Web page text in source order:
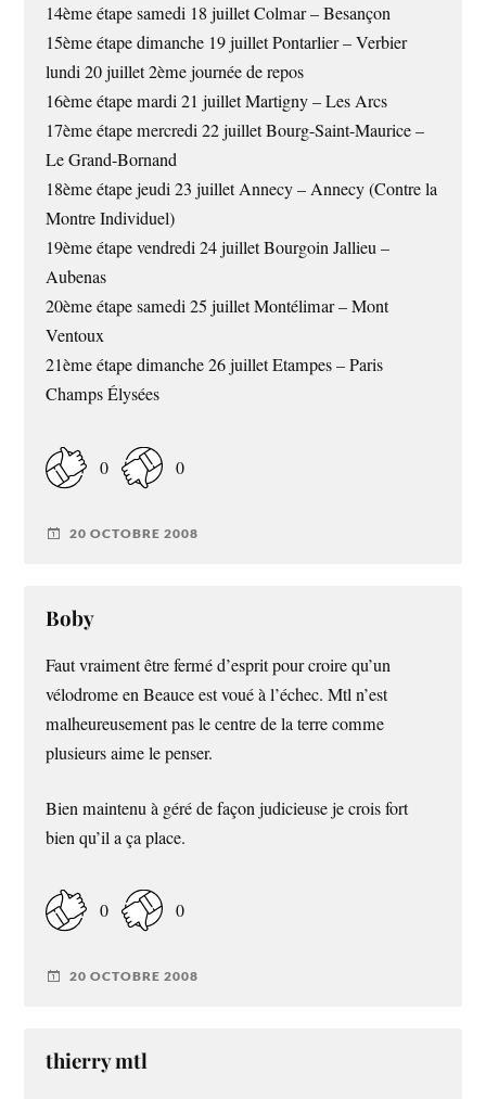
14ème étape samedi 18 juillet Colmar – Besançon
15ème étape dimanche 19 juillet Pontarlier – Verbier
lundi 20 juillet 2ème journée de repos
16ème étape mardi 21 juillet Martigny – Les Arcs
17ème étape mercredi 22 juillet Bourg-Saint-Maurice –
Le Grand-Bornand
18ème étape jeudi 23 juillet Annecy – Annecy (Contre la
Montre Individuel)
19ème étape vendredi 24 juillet Bourgoin Jallieu –
Aubenas
20ème étape samedi 25 juillet Montélimar – Mont
Ventoux
21ème étape dimanche 26 juillet Etampes – Paris
Champs Élysées
0 0
20 OCTOBRE 2008
Boby
Faut vraiment être fermé d’esprit pour croire qu’un
vélodrome en Beauce est voué à l’échec. Mtl n’est
malheureusement pas le centre de la terre comme
plusieurs aime le penser.
Bien maintenu à géré de façon judicieuse je crois fort
bien qu’il a ça place.
0 0
20 OCTOBRE 2008
thierry mtl